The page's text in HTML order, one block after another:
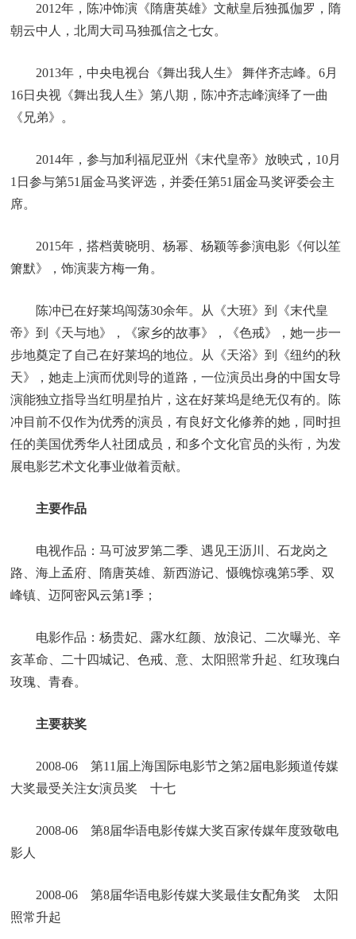
2012年，陈冲饰演《隋唐英雄》文献皇后独孤伽罗，隋
朝云中人，北周大司马独孤信之七女。
2013年，中央电视台《舞出我人生》 舞伴齐志峰。6月
16日央视《舞出我人生》第八期，陈冲齐志峰演绎了一曲
《兄弟》。
2014年，参与加利福尼亚州《末代皇帝》放映式，10月
1日参与第51届金马奖评选，并委任第51届金马奖评委会主
席。
2015年，搭档黄晓明、杨幂、杨颖等参演电影《何以笙
箫默》，饰演裴方梅一角。
陈冲已在好莱坞闯荡30余年。从《大班》到《末代皇
帝》到《天与地》，《家乡的故事》，《色戒》，她一步一
步地奠定了自己在好莱坞的地位。从《天浴》到《纽约的秋
天》，她走上演而优则导的道路，一位演员出身的中国女导
演能独立指导当红明星拍片，这在好莱坞是绝无仅有的。陈
冲目前不仅作为优秀的演员，有良好文化修养的她，同时担
任的美国优秀华人社团成员，和多个文化官员的头衔，为发
展电影艺术文化事业做着贡献。
主要作品
电视作品：马可波罗第二季、遇见王沥川、石龙岗之
路、海上孟府、隋唐英雄、新西游记、慑魄惊魂第5季、双
峰镇、迈阿密风云第1季；
电影作品：杨贵妃、露水红颜、放浪记、二次曝光、辛
亥革命、二十四城记、色戒、意、太阳照常升起、红玫瑰白
玫瑰、青春。
主要获奖
2008-06 第11届上海国际电影节之第2届电影频道传媒
大奖最受关注女演员奖 十七
2008-06 第8届华语电影传媒大奖百家传媒年度致敬电
影人
2008-06 第8届华语电影传媒大奖最佳女配角奖 太阳
照常升起